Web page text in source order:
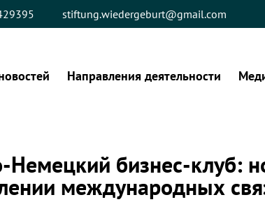
stiftung.wiedergeburt@gmail.com
Направления деятельности
Немецкий бизнес-клуб:
международных